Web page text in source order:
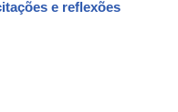
e reflexões